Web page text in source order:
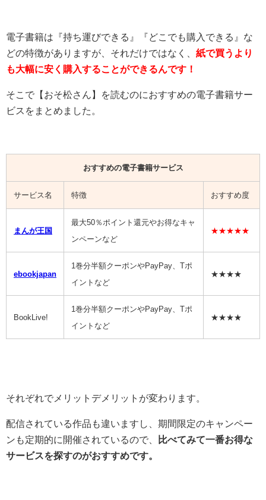
電子書籍は『持ち運びできる』『どこでも購入できる』な
どの特徴がありますが、それだけではなく、 紙で買うより
も大幅に安く購入することができるんです！
そこで【おそ松さん】を読むのにおすすめの電子書籍サー
ビスをまとめました。
おすすめの電子書籍サービス
サービス名 特徴 おすすめ度
まんが王国
最大50％ポイント還元やお得なキャ
ンペーンなど
★★★★★
ebookjapan
1巻分半額クーポンやPayPay、Tポ
イントなど
★★★★
BookLive!
1巻分半額クーポンやPayPay、Tポ
イントなど
★★★★
それぞれでメリットデメリットが変わります。
配信されている作品も違いますし、期間限定のキャンペー
ンも定期的に開催されているので、
比べてみて一番お得な
サービスを探すのがおすすめです。